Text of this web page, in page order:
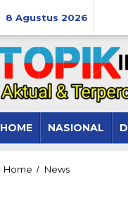
8 Agustus 2026
HOME NASIONAL
Home / NewsKunjungan